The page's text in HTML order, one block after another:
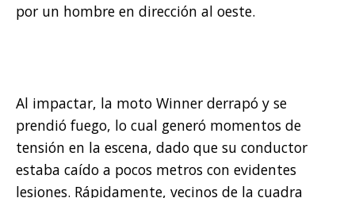
por un hombre en dirección al oeste.
Al impactar, la moto Winner derrapó y se
prendió fuego, lo cual generó momentos de
tensión en la escena, dado que su conductor
estaba caído a pocos metros con evidentes
lesiones. Rápidamente, vecinos de la cuadra